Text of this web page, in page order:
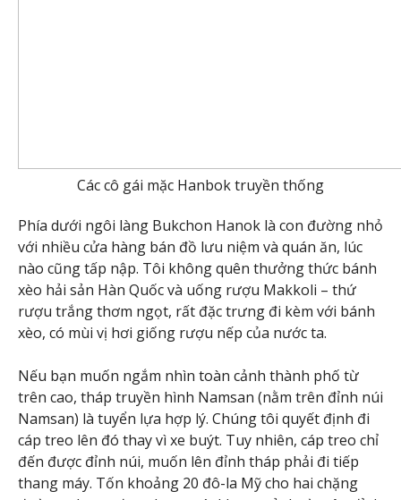
Các cô gái mặc Hanbok truyền thống
Phía dưới ngôi làng Bukchon Hanok là con đường nhỏ
với nhiều cửa hàng bán đồ lưu niệm và quán ăn, lúc
nào cũng tấp nập. Tôi không quên thưởng thức bánh
xèo hải sản Hàn Quốc và uống rượu Makkoli – thứ
rượu trắng thơm ngọt, rất đặc trưng đi kèm với bánh
xèo, có mùi vị hơi giống rượu nếp của nước ta.
Nếu bạn muốn ngắm nhìn toàn cảnh thành phố từ
trên cao, tháp truyền hình Namsan (nằm trên đỉnh núi
Namsan) là tuyển lựa hợp lý. Chúng tôi quyết định đi
cáp treo lên đó thay vì xe buýt. Tuy nhiên, cáp treo chỉ
đến được đỉnh núi, muốn lên đỉnh tháp phải đi tiếp
thang máy. Tốn khoảng 20 đô-la Mỹ cho hai chặng